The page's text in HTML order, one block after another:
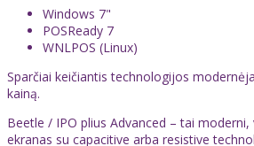
Windows 7"
POSReady 7
WNLPOS (Linux)
Sparčiai keičiantis technologijos
kainą.
Beetle / IPO plius Advanced – tai
ekranas su capacitive arba resistive